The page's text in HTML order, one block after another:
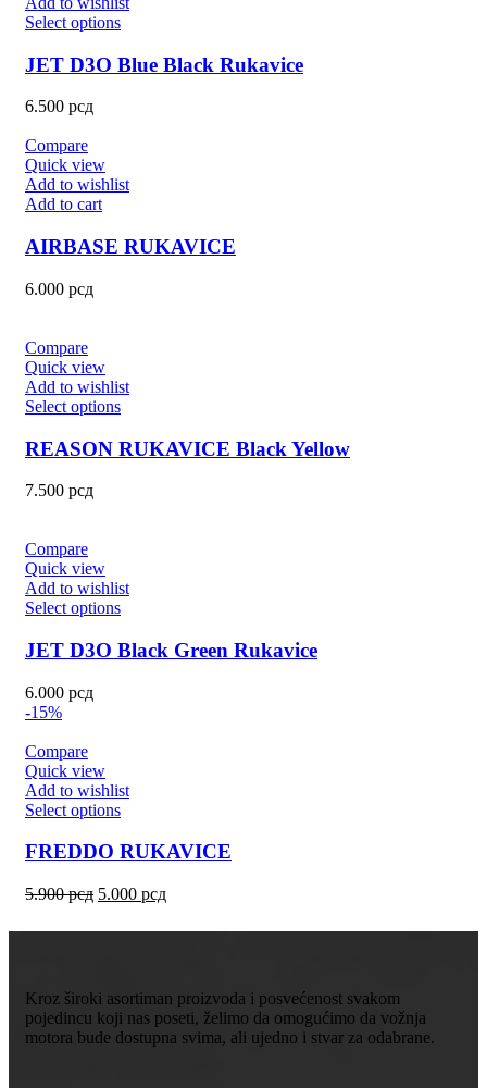
Select options
JET D3O Blue Black Rukavice
6.500 рсд
Compare
Quick view
Add to wishlist
Add to cart
AIRBASE RUKAVICE
6.000 рсд
Compare
Quick view
Add to wishlist
Select options
REASON RUKAVICE Black Yellow
7.500 рсд
Compare
Quick view
Add to wishlist
Select options
JET D3O Black Green Rukavice
6.000 рсд
-15%
Compare
Quick view
Add to wishlist
Select options
FREDDO RUKAVICE
5.900рсд 5.000 рсд
Kroz široki asortiman proizvoda i posvećenost svakom
pojedincu koji nas poseti, želimo da omogućimo da vožnja
motora bude dostupna svima, ali ujedno i stvar za odabrane.